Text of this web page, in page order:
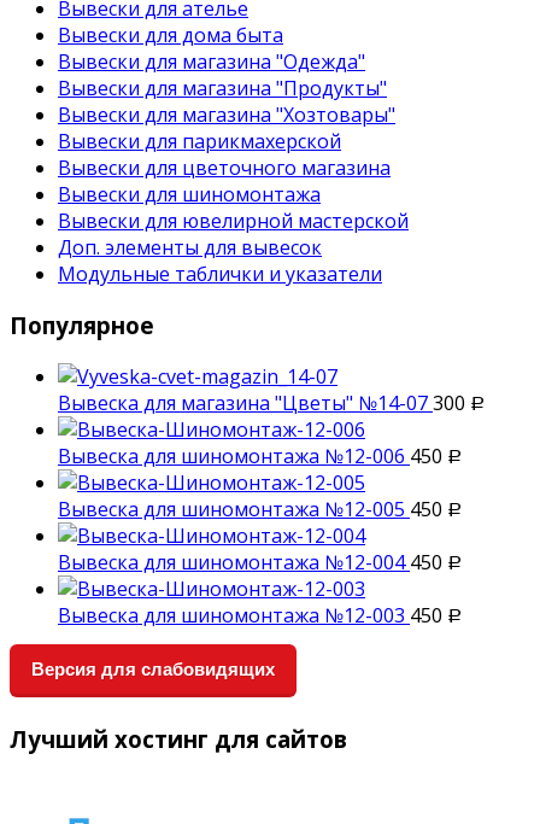
Вывески для ателье
Вывески для дома быта
Вывески для магазина "Одежда"
Вывески для магазина "Продукты"
Вывески для магазина "Хозтовары"
Вывески для парикмахерской
Вывески для цветочного магазина
Вывески для шиномонтажа
Вывески для ювелирной мастерской
Доп. элементы для вывесок
Модульные таблички и указатели
Популярное
Вывеска для магазина "Цветы" №14-07300 Р
Вывеска для шиномонтажа №12-006 450 Р
Вывеска для шиномонтажа №12-005 450 Р
Вывеска для шиномонтажа №12-004450 Р
Вывеска для шиномонтажа №12-003 450 Р
Версия для слабовидящих
Лучший хостинг для сайтов